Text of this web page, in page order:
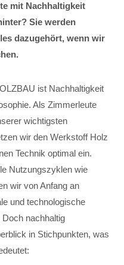
mit Nachhaltigkeit
Sie werden
dazugehört, wenn wir
ist Nachhaltigkeit
Als Zimmerleute
wichtigsten
wir den Werkstoff Holz
Technik optimal ein.
Nutzungszyklen wie
wir von Anfang an
und technologische
nachhaltig
in Stichpunkten, was